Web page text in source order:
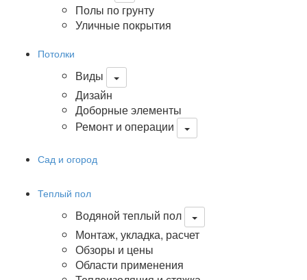
Полы по грунту
Уличные покрытия
Потолки
Виды
Дизайн
Доборные элементы
Ремонт и операции
Сад и огород
Теплый пол
Водяной теплый пол
Монтаж, укладка, расчет
Обзоры и цены
Области применения